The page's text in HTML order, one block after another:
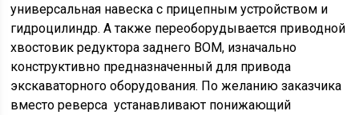
универсальная навеска с прицепным устройством и
гидроцилиндр. А также переоборудывается приводной
хвостовик редуктора заднего ВОМ, изначально
конструктивно предназначенный для привода
экскаваторного оборудования. По желанию заказчика
вместо реверса устанавливают понижающий